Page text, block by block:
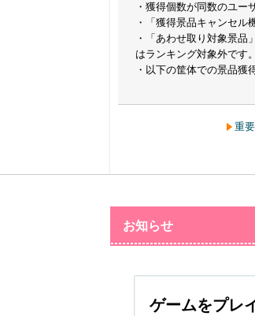
・獲得個数が同数のユー
・「獲得景品キャンセル
・「あわせ取り対象景品
はランキング対象外です。
・以下の筐体での景品獲
・期間終了後に確認を行
・ニックネームが未設
重
お知らせ
ゲームをプレ